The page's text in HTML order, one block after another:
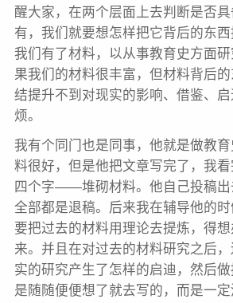
醒大家，在两个层面上去判断是否
有，我们就要想怎样把它背后的东
我们有了材料，以从事教育史方面
果我们的材料很丰富，但材料背后
结提升不到对现实的影响、借鉴、
烦。
我有个同门也是同事，他就是做教
料很好，但是他把文章写完了，我
四个字——堆砌材料。他自己投稿出
全部都是退稿。后来我在辅导他的
要把过去的材料用理论去提炼，得
来。并且在对过去的材料研究之后
实的研究产生了怎样的启迪，然后
是随随便便想了就去写的，而是一